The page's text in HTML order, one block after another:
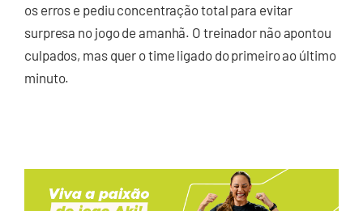
os erros e pediu concentração total para evitar
surpresa no jogo de amanhã. O treinador não apontou
culpados, mas quer o time ligado do primeiro ao último
minuto.